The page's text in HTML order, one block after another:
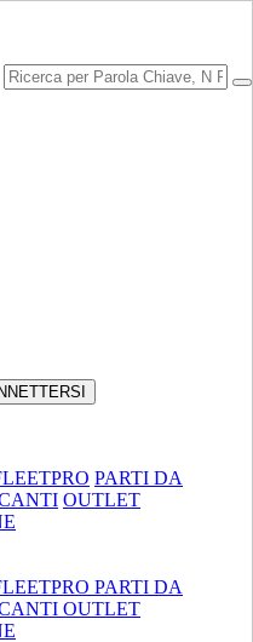
PARTI DA
OUTLET
PARTI DA
OUTLET
Miscelatori Di Materiale